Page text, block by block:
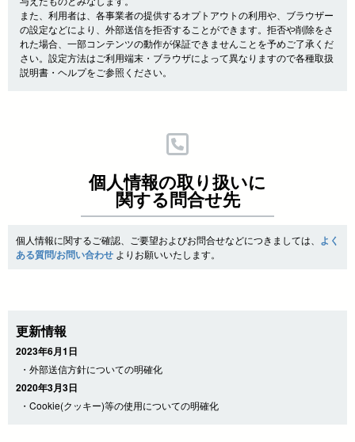
また、利用者は、各事業者の提供するオプトアウトの利用や、ブラウザー
の設定などにより、外部送信を拒否することができます。拒否や削除をさ
れた場合、一部コンテンツの動作が保証できませんことを予めご了承くだ
さい。設定方法はご利用端末・ブラウザによって異なりますので各種取扱
説明書・ヘルプをご参照ください。
個人情報の取り扱いに
関する問合せ先
個人情報に関するご確認、ご要望およびお問合せなどにつきましては、 よく
ある質問/お問い合わせよりお願いいたします。
更新情報
2023年6月1日
・外部送信方針についての明確化
2020年3月3日
・Cookie(クッキー)等の使用についての明確化